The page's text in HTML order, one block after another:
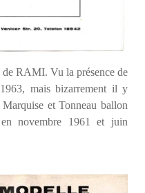
RAMI. Vu la présence de
mais bizarrement il y
et Tonneau ballon
en novembre 1961 et juin